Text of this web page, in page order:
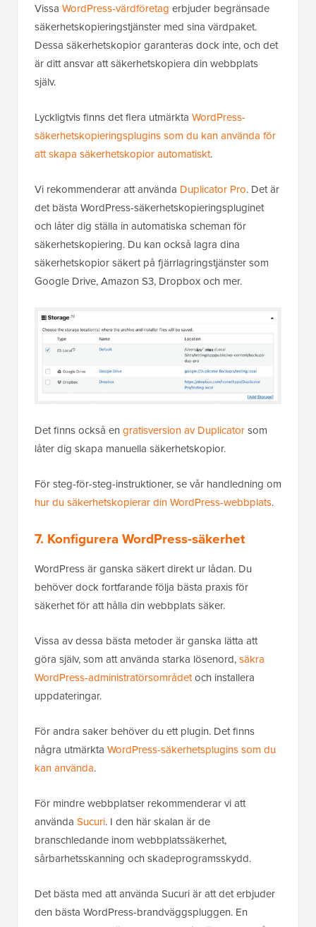
Vissa WordPress-värdföretag erbjuder begränsade
säkerhetskopieringstjänster med sina värdpaket.
Dessa säkerhetskopior garanteras dock inte, och det
är ditt ansvar att säkerhetskopiera din webbplats
själv.
Lyckligtvis finns det flera utmärkta WordPress-
säkerhetskopieringsplugins som du kan använda för
att skapa säkerhetskopior automatiskt.
Vi rekommenderar att använda Duplicator Pro. Det är
det bästa WordPress-säkerhetskopieringspluginet
och låter dig ställa in automatiska scheman för
säkerhetskopiering. Du kan också lagra dina
säkerhetskopior säkert på fjärrlagringstjänster som
Google Drive, Amazon S3, Dropbox och mer.
Det finns också en gratisversion av Duplicatorsom
låter dig skapa manuella säkerhetskopior.
För steg-för-steg-instruktioner, se vår handledning om
hur du säkerhetskopierar din WordPress-webbplats.
7. Konfigurera WordPress-säkerhet
WordPress är ganska säkert direkt ur lådan. Du
behöver dock fortfarande följa bästa praxis för
säkerhet för att hålla din webbplats säker.
Vissa av dessa bästa metoder är ganska lätta att
göra själv, som att använda starka lösenord,säkra
WordPress-administratörsområdetoch installera
uppdateringar.
För andra saker behöver du ett plugin. Det finns
några utmärkta WordPress-säkerhetsplugins som du
kan använda.
För mindre webbplatser rekommenderar vi att
använda Sucuri. I den här skalan är de
branschledande inom webbplatssäkerhet,
sårbarhetsskanning och skadeprogramsskydd.
Det bästa med att använda Sucuri är att det erbjuder
den bästa WordPress-brandväggspluggen. En